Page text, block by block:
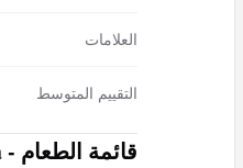
العلامات
التقييم المتوسط
قائمة الطعام -